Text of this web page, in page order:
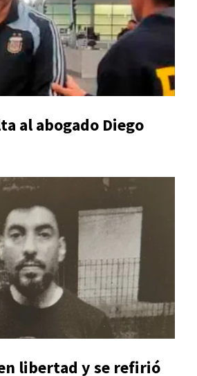
al abogado Diego
libertad y se refirió